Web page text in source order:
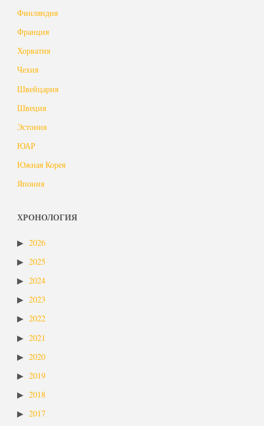
Финляндия
Франция
Хорватия
Чехия
Швейцария
Швеция
Эстония
ЮАР
Южная Корея
Япония
ХРОНОЛОГИЯ
2026
2025
2024
2023
2022
2021
2020
2019
2018
2017